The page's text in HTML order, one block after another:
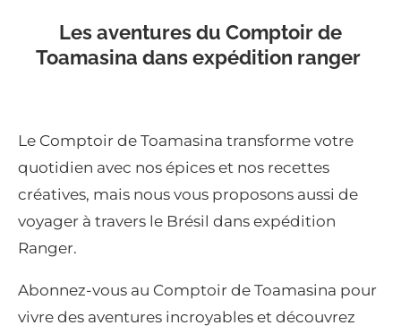
Les aventures du Comptoir de
Toamasina dans expédition ranger
Le Comptoir de Toamasina transforme votre
quotidien avec nos épices et nos recettes
créatives, mais nous vous proposons aussi de
voyager à travers le Brésil dans expédition
Ranger.
Abonnez-vous au Comptoir de Toamasina pour
vivre des aventures incroyables et découvrez